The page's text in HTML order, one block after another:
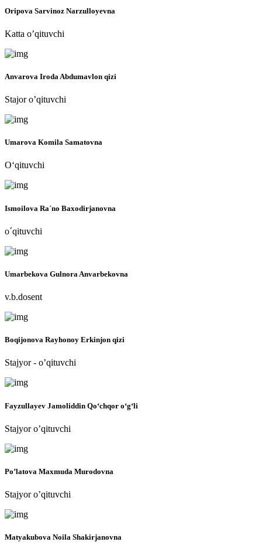
Oripova Sarvinoz Narzulloyevna
Katta o’qituvchi
Anvarova Iroda Abdumavlon qizi
Stajor o’qituvchi
Umarova Komila Samatovna
O‘qituvchi
Ismoilova Ra´no Baxodirjanovna
о´qituvchi
Umarbekova Gulnora Anvarbekovna
v.b.dosent
Boqijonova Rayhonoy Erkinjon qizi
Stajyor - o’qituvchi
Fayzullayev Jamoliddin Qo‘chqor o‘g‘li
Stajyor o’qituvchi
Po’latova Maxmuda Murodovna
Stajyor o’qituvchi
Matyakubova Noila Shakirjanovna